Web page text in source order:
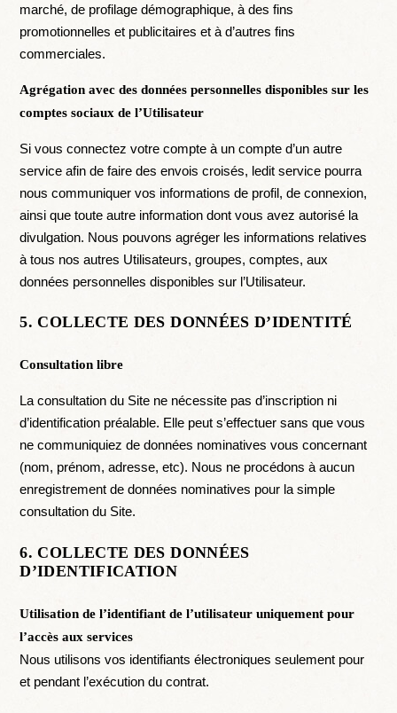
marché, de profilage démographique, à des fins
promotionnelles et publicitaires et à d’autres fins
commerciales.
Agrégation avec des données personnelles disponibles sur les
comptes sociaux de l’Utilisateur
Si vous connectez votre compte à un compte d’un autre
service afin de faire des envois croisés, ledit service pourra
nous communiquer vos informations de profil, de connexion,
ainsi que toute autre information dont vous avez autorisé la
divulgation. Nous pouvons agréger les informations relatives
à tous nos autres Utilisateurs, groupes, comptes, aux
données personnelles disponibles sur l’Utilisateur.
5. COLLECTE DES DONNÉES D’IDENTITÉ
Consultation libre
La consultation du Site ne nécessite pas d’inscription ni
d’identification préalable. Elle peut s’effectuer sans que vous
ne communiquiez de données nominatives vous concernant
(nom, prénom, adresse, etc). Nous ne procédons à aucun
enregistrement de données nominatives pour la simple
consultation du Site.
6. COLLECTE DES DONNÉES
D’IDENTIFICATION
Utilisation de l’identifiant de l’utilisateur uniquement pour
l’accès aux services
Nous utilisons vos identifiants électroniques seulement pour
et pendant l’exécution du contrat.